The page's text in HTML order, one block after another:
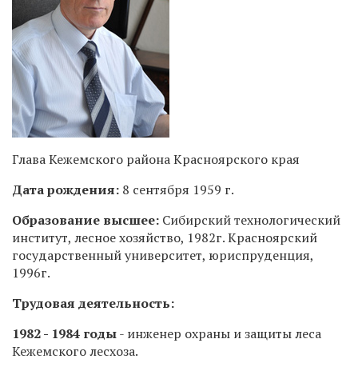
Глава Кежемского района Красноярского края
Дата рождения: 8 сентября 1959 г.
Образование высшее: Сибирский технологический
институт, лесное хозяйство, 1982г. Красноярский
государственный университет, юриспруденция,
1996г.
Трудовая деятельность:
1982 - 1984 годы- инженер охраны и защиты леса
Кежемского лесхоза.